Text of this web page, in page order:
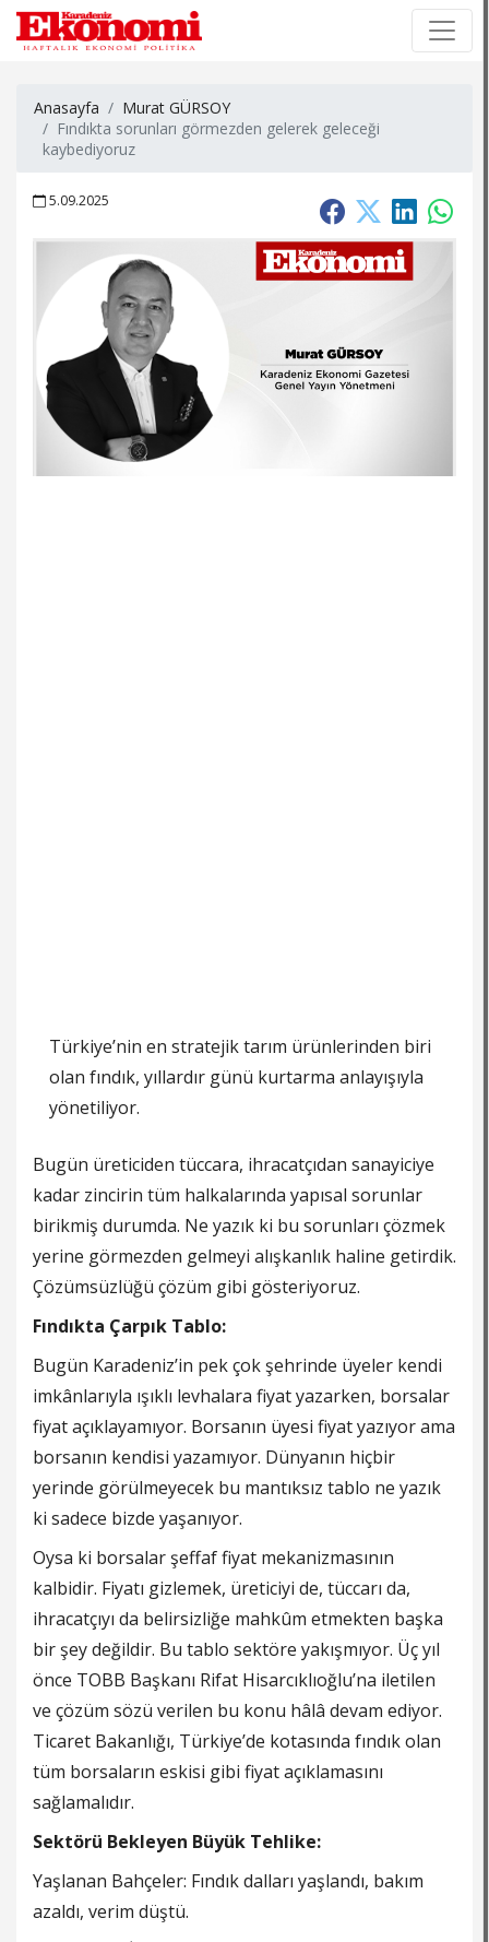
Anasayfa
Murat GÜRSOY
Fındıkta sorunları görmezden gelerek geleceği
kaybediyoruz
5.09.2025
Türkiye’nin en stratejik tarım ürünlerinden biri
olan fındık, yıllardır günü kurtarma anlayışıyla
yönetiliyor.
Bugün üreticiden tüccara, ihracatçıdan sanayiciye
kadar zincirin tüm halkalarında yapısal sorunlar
birikmiş durumda. Ne yazık ki bu sorunları çözmek
yerine görmezden gelmeyi alışkanlık haline getirdik.
Çözümsüzlüğü çözüm gibi gösteriyoruz.
Fındıkta Çarpık Tablo:
Bugün Karadeniz’in pek çok şehrinde üyeler kendi
imkânlarıyla ışıklı levhalara fiyat yazarken, borsalar
fiyat açıklayamıyor. Borsanın üyesi fiyat yazıyor ama
borsanın kendisi yazamıyor. Dünyanın hiçbir
yerinde görülmeyecek bu mantıksız tablo ne yazık
ki sadece bizde yaşanıyor.
Oysa ki borsalar şeffaf fiyat mekanizmasının
kalbidir. Fiyatı gizlemek, üreticiyi de, tüccarı da,
ihracatçıyı da belirsizliğe mahkûm etmekten başka
bir şey değildir. Bu tablo sektöre yakışmıyor. Üç yıl
önce TOBB Başkanı Rifat Hisarcıklıoğlu’na iletilen
ve çözüm sözü verilen bu konu hâlâ devam ediyor.
Ticaret Bakanlığı, Türkiye’de kotasında fındık olan
tüm borsaların eskisi gibi fiyat açıklamasını
sağlamalıdır.
Sektörü Bekleyen Büyük Tehlike:
Yaşlanan Bahçeler: Fındık dalları yaşlandı, bakım
azaldı, verim düştü.
×
×